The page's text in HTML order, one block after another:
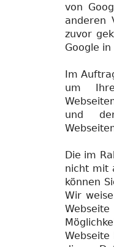
von
anderen
zuvor
Google
Im
um
und
Die im
nicht mit
können
Wir